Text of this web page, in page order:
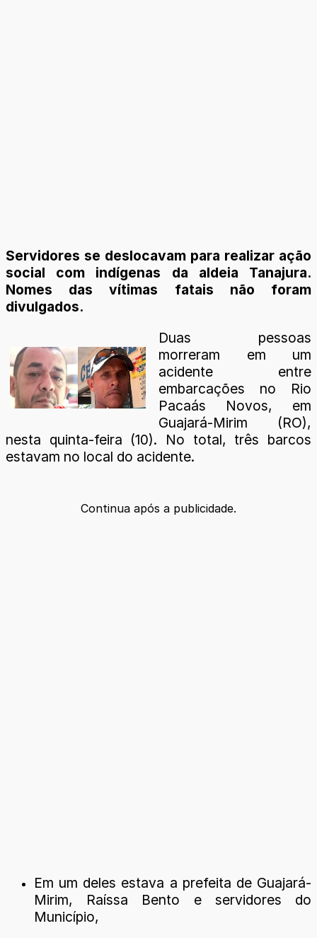
Servidores se deslocavam para realizar ação
social com indígenas da aldeia Tanajura.
Nomes das vítimas fatais não foram
divulgados.
Duas pessoas
morreram em um
acidente entre
embarcações no Rio
Pacaás Novos, em
Guajará-Mirim (RO),
nesta quinta-feira (10). No total, três barcos
estavam no local do acidente.
Continua após a publicidade.
Em um deles estava a prefeita de Guajará-
Mirim, Raíssa Bento e servidores do
Município,